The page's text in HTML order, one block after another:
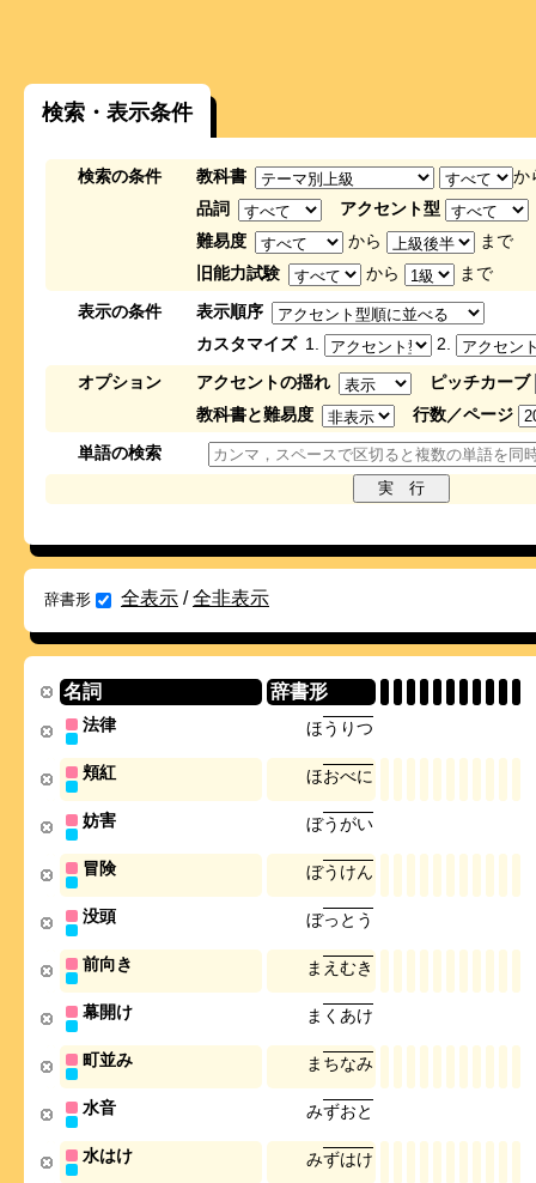
検索・表示条件
検索の条件 教科書
か
品詞
アクセント型
難易度
から
まで
旧能力試験
から
まで
表示の条件
表示順序
カスタマイズ 1.
2.
オプション
アクセントの揺れ
ピッチカーブ
教科書と難易度
行数／ページ
単語の検索
辞書形 全表示 /全非表示
名詞 辞書形
法律 ほう りつ
頬紅 ほおべに
妨害 ぼうがい
冒険 ぼう けん
没頭 ぼっ と う
前向き ま え むき
幕開け ま く あけ
町並み ま ちなみ
水音 みずおと
水はけ みずはけ